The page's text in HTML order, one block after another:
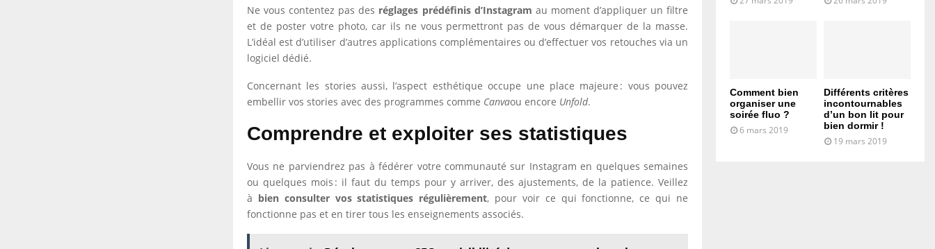
Ne vous contentez pas des réglages prédéfinis d’Instagram au moment d’appliquer un filtre
et de poster votre photo, car ils ne vous permettront pas de vous démarquer de la masse.
L’idéal est d’utiliser d’autres applications complémentaires ou d’effectuer vos retouches via un
logiciel dédié.
Concernant les stories aussi, l’aspect esthétique occupe une place majeure : vous pouvez
embellir vos stories avec des programmes comme Canvaou encore Unfold.
Comprendre et exploiter ses statistiques
Vous ne parviendrez pas à fédérer votre communauté sur Instagram en quelques semaines
ou quelques mois : il faut du temps pour y arriver, des ajustements, de la patience. Veillez
à bien consulter vos statistiques régulièrement, pour voir ce qui fonctionne, ce qui ne
fonctionne pas et en tirer tous les enseignements associés.
Comment bien
organiser une
soirée fluo ?
6 mars 2019
Différents critères
incontournables
d’un bon lit pour
bien dormir !
19 mars 2019